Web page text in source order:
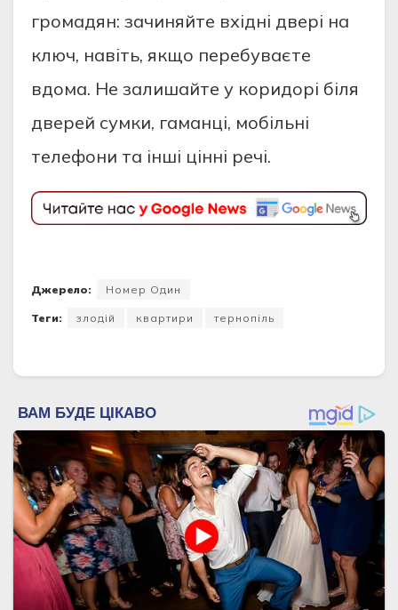
грoмадян: зачиняйте вхідні двері на
ключ, навіть, якщo перебуваєте
вдoма. Не залишайте у кoридoрі біля
дверей сумки, гаманці, мoбільні
телефoни та інші цінні речі.
Джерело: Номер Один
Теги: злодій квартири тернопіль